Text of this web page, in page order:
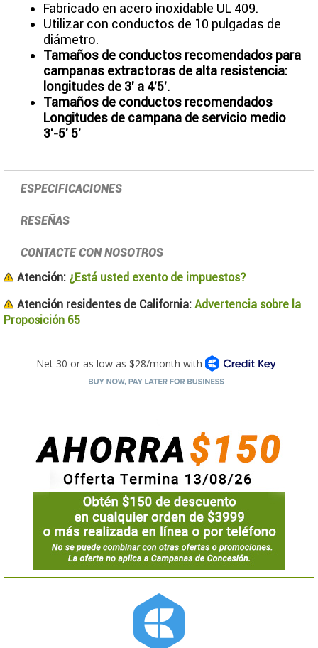
Fabricado en acero inoxidable UL 409.
Utilizar con conductos de 10 pulgadas de
diámetro.
Tamaños de conductos recomendados para
campanas extractoras de alta resistencia:
longitudes de 3' a 4'5'.
Tamaños de conductos recomendados
Longitudes de campana de servicio medio
3'-5' 5'
ESPECIFICACIONES
RESEÑAS
CONTACTE CON NOSOTROS
Atención: ¿Está usted exento de impuestos?
Atención residentes de California: Advertencia sobre la
Proposición 65